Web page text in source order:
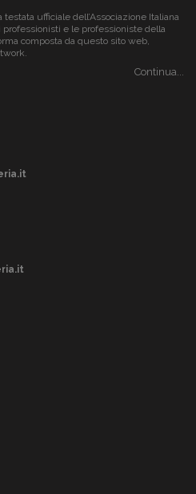
ufficiale dell’Associazione Italiana
e le professioniste della
composta da questo sito web,
Continua...